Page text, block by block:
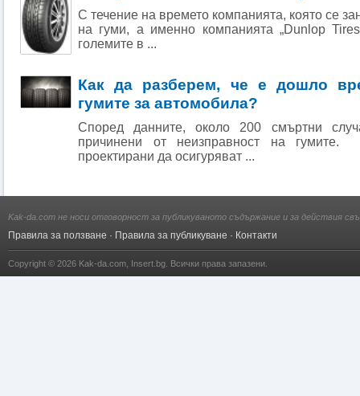
С течение на времето компанията, която се
на гуми, а именно компанията „Dunlop
големите в ...
Как да разберем, че е дошло
гумите за автомобила?
Според данните, около 200 смъртни
причинени от неизправност на
проектирани да осигуряват ...
Kak-da.com не носи отговорност за публикуваното съдържание и за действия
Правила за ползване · Правила за публикуване · Контакти
Copyright © 2026 Kak-da.com Insert.bg . Всички права запазени.